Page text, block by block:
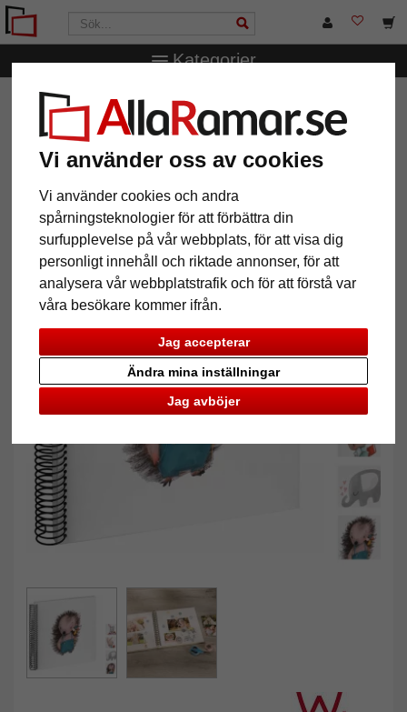
Vi använder oss av cookies
Vi använder cookies och andra
spårningsteknologier för att förbättra din
surfupplevelse på vår webbplats, för att visa dig
personligt innehåll och riktade annonser, för att
analysera vår webbplatstrafik och för att förstå var
våra besökare kommer ifrån.
Jag accepterar
Jag avböjer
Ändra mina inställningar
Kategorier
AllaRamar.se Övriga produkter
Spiralalbum Kids med 40 sidor för limning, 25x25 cm
Spiralalbum Kids med 40 sidor
för limning, 25x25 cm